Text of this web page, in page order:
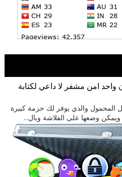
امن مشفر لا داعي لكتابة
المحمول والذي يوفر لك حزمة كبيرة
وضعها على الفلاشة وبال...